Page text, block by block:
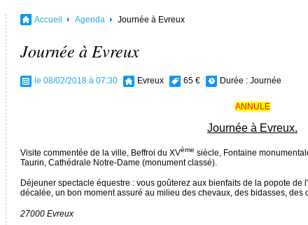
Accueil Agenda Journée à Evreux
Journée à Evreux
le 08/02/2018 à 07:30 Evreux 65 € Durée : Journée
ANNULE
Journée à Evreux.
Visite commentée de la ville, Beffroi du XVème siècle, Fontaine
Taurin, Cathédrale Notre-Dame (monument classé).
Déjeuner spectacle équestre : vous goûterez aux bienfaits de la popote
décalée, un bon moment assuré au milieu des chevaux, des bidasses, des
27000 Evreux